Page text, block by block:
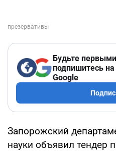
Будьте
подпишитесь
Google
Запорожский
науки объявил тендер